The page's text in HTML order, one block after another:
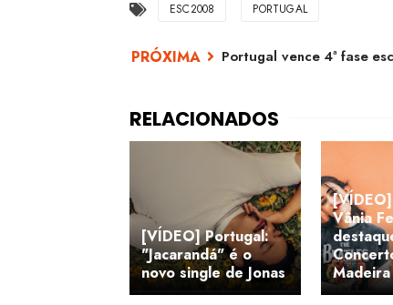
ESC2008 PORTUGAL
Portugal vence 4ª fase
[VÍDEO] Portugal:
"Jacarandá" é o
novo single de Jonas
Vânia
Madeira